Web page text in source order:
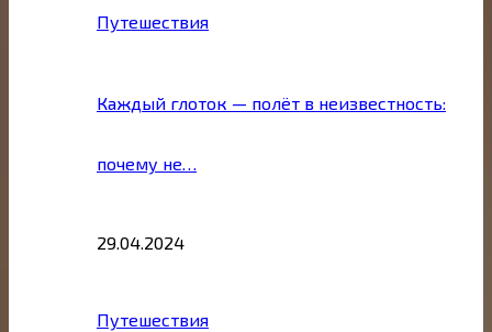
Путешествия
Каждый глоток — полёт в неизвестность:
почему не…
29.04.2024
Путешествия